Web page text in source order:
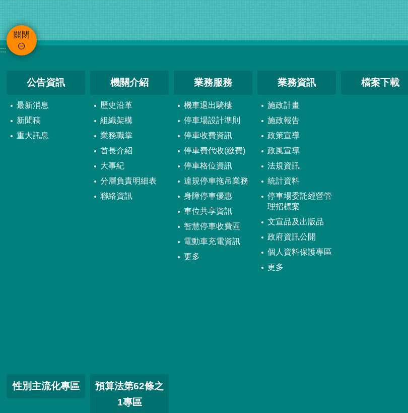
關閉
:::
公告資訊
最新消息
新聞稿
重大訊息
機關介紹
歷史沿革
組織架構
業務職掌
首長介紹
大事紀
分層負責明細表
聯絡資訊
業務服務
機車退出騎樓
停車場設計準則
停車收費資訊
停車費代收(繳費)
停車格位資訊
違規停車拖吊業務
身障停車優惠
車位共享資訊
智慧停車收費區
電動車充電資訊
更多
業務資訊
施政計畫
施政報告
政策宣導
政風宣導
法規資訊
統計資料
停車場委託經營管
理招標案
文宣品及出版品
政府資訊公開
個人資料保護專區
更多
檔案下載
性別主流化專區
預算法第62條之
1專區